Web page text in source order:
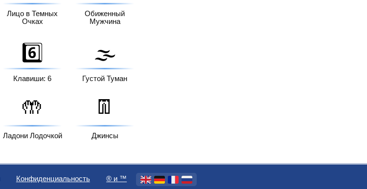
Лицо в Темных
Очках
Обиженный
Мужчина
6️⃣
Клавиши: 6
🌫️
Густой Туман
🤲
Ладони Лодочкой
👖
Джинсы
Конфиденциальность ®️ и ™